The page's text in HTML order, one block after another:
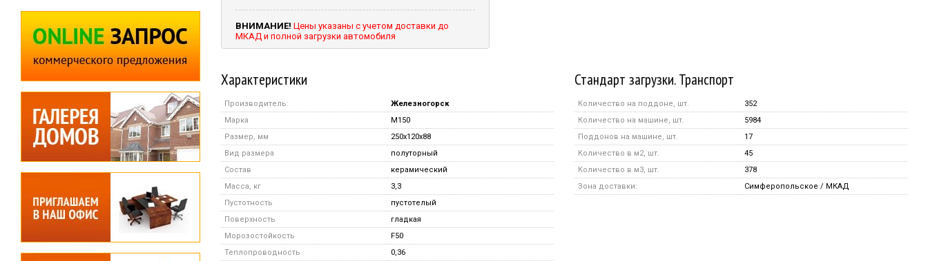
ВНИМАНИЕ! Цены указаны с учетом доставки до
МКАД и полной загрузки автомобиля
Характеристики
Производитель:
Железногорск
Марка
M150
Размер, мм
250x120x88
Вид размера
полуторный
Состав
керамический
Масса, кг
3,3
Пустотность
пустотелый
Поверхность
гладкая
Морозостойкость
F50
Теплопроводность
0,36
Стандарт загрузки. Транспорт
Количество на поддоне, шт.
352
Количество на машине, шт.
5984
Поддонов на машине, шт.
17
Количество в м2, шт.
45
Количество в м3, шт.
378
Зона доставки:
Симферопольское / МКАД